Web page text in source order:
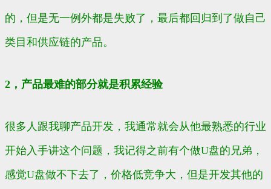
的，但是无一例外都是失败了，最后都回归到了做自己
类目和供应链的产品。
2，产品最难的部分就是积累经验
很多人跟我聊产品开发，我通常就会从他最熟悉的行业
开始入手讲这个问题，我记得之前有个做U盘的兄弟，
感觉U盘做不下去了，价格低竞争大，但是开发其他的